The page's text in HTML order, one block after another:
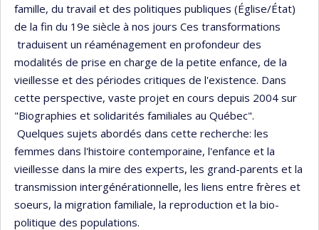
famille, du travail et des politiques publiques (Église/État)
de la fin du 19e siècle à nos jours Ces transformations
traduisent un réaménagement en profondeur des
modalités de prise en charge de la petite enfance, de la
vieillesse et des périodes critiques de l'existence. Dans
cette perspective, vaste projet en cours depuis 2004 sur
"Biographies et solidarités familiales au Québec".
Quelques sujets abordés dans cette recherche: les
femmes dans l'histoire contemporaine, l'enfance et la
vieillesse dans la mire des experts, les grand-parents et la
transmission intergénérationnelle, les liens entre frères et
soeurs, la migration familiale, la reproduction et la bio-
politique des populations.